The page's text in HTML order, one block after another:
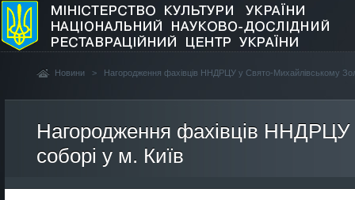
Новини > Нагородження фахівців ННДРЦУ у Свято-Михайлівському
Нагородження фахівців
соборі у м. Київ